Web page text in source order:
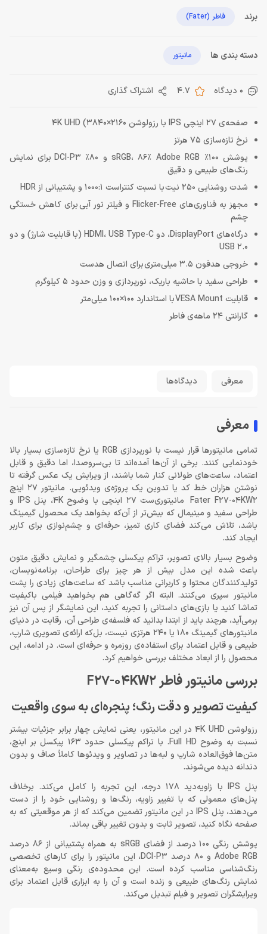
برند فاطر (Fater)
دسته بندی ها مانیتور
0 دیدگاه 4.7 اشتراک گذاری
صفحه‌ی 27 اینچی IPS با رزولوشن 4K UHD (3840×2160
نرخ تازه‌سازی 75 هرتز
پوشش 100٪ sRGB، 86٪ Adobe RGB و 80٪ DCI-P3 برای نمایش
رنگ‌های طبیعی و دقیق
شدت روشنایی 250 نیت با نسبت کنتراست 1000:1 و پشتیبانی از HDR
مجهز به فناوری‌های Flicker-Free و فیلتر نور آبی برای کاهش خستگی
چشم
درگاه‌های DisplayPort، دو HDMI، USB Type-C (با قابلیت شارژ) و دو
USB 2.0
خروجی هدفون 3.5 میلی‌متری برای اتصال هدست
طراحی سفید با حاشیه باریک، نورپردازی و وزن حدود 5 کیلوگرم
قابلیت VESA Mount با استاندارد 100×100 میلی‌متر
گارانتی 24 ماهه‌ی فاطر
معرفی دیدگاه‌ها
معرفی
تمامی مانیتورها قرار نیست با نورپردازی RGB یا نرخ تازه‌سازی بسیار بالا
خودنمایی کنند. برخی از آن‌ها آمده‌اند تا بی‌سروصدا، اما دقیق و قابل
اعتماد، ساعت‌های طولانی کنار شما باشند، از ویرایش یک عکس گرفته تا
نوشتن هزاران خط کد یا تدوین یک پروژه‌ی ویدئویی. مانیتور 27 اینچ
Fater F27-04KW2 مانیتوری‌ست 27 اینچی با وضوح 4K، پنل IPS و
طراحی سفید و مینیمال که بیش‌تر از آن‌که بخواهد یک محصول گیمینگ
باشد، تلاش می‌کند فضای کاری تمیز، حرفه‌ای و چشم‌نوازی برای کاربر
ایجاد کند.
وضوح بسیار بالای تصویر، تراکم پیکسلی چشمگیر و نمایش دقیق متون
باعث شده این مدل بیش از هر چیز برای طراحان، برنامه‌نویسان،
تولیدکنندگان محتوا و کاربرانی مناسب باشد که ساعت‌های زیادی را پشت
مانیتور سپری می‌کنند. البته اگر گه‌گاهی هم بخواهید فیلمی باکیفیت
تماشا کنید یا بازی‌های داستانی را تجربه کنید، این نمایشگر از پس آن نیز
برمی‌آید، هرچند باید از ابتدا بدانید که فلسفه‌ی طراحی آن، رقابت در دنیای
مانیتورهای گیمینگ 180 یا 240 هرتزی نیست، بل‌که ارائه‌ی تصویری شارپ،
طبیعی و قابل اعتماد برای استفاده‌ی روزمره و حرفه‌ای است. در ادامه، این
محصول را از ابعاد مختلف بررسی خواهیم کرد.
بررسی مانیتور فاطر F27-04KW2
کیفیت تصویر و دقت رنگ؛ پنجره‌ای به سوی واقعیت
رزولوشن 4K UHD در این مانیتور، یعنی نمایش چهار برابر جزئیات بیشتر
نسبت به وضوح Full HD. با تراکم پیکسلی حدود 163 پیکسل بر اینچ،
متن‌ها فوق‌العاده شارپ و لبه‌ها در تصاویر و ویدئوها کاملاً صاف و بدون
دندانه دیده می‌شوند.
پنل IPS با زاویه‌دید 178 درجه، این تجربه را کامل می‌کند. برخلاف
پنل‌های معمولی که با تغییر زاویه، رنگ‌ها و روشنایی خود را از دست
می‌دهند، پنل IPS در این مانیتور تضمین می‌کند که از هر موقعیتی که به
صفحه نگاه کنید، تصویر ثابت و بدون تغییر باقی بماند.
پوشش رنگی 100 درصد از فضای sRGB به همراه پشتیبانی از 86 درصد
Adobe RGB و 80 درصد DCI-P3، این مانیتور را برای کارهای تخصصی
رنگ‌شناسی مناسب کرده است. این محدوده‌ی رنگی وسیع به‌معنای
نمایش رنگ‌های طبیعی و زنده است و آن را به ابزاری قابل اعتماد برای
ویرایشگران تصویر و فیلم تبدیل می‌کند.